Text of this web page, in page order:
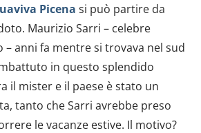
Picena si può partire da
Maurizio Sarri – celebre
– anni fa mentre si trovava nel sud
in questo splendido
il mister e il paese è stato un
tanto che Sarri avrebbe preso
le vacanze estive. Il motivo?